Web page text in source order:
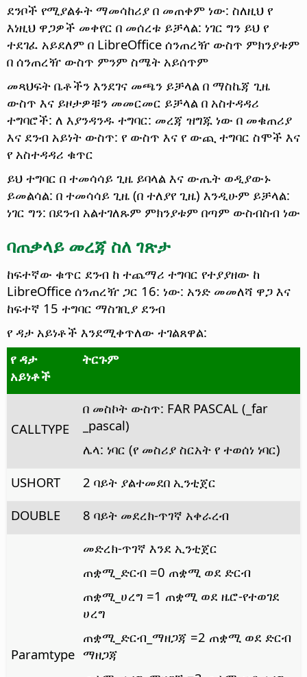
ደንቦች የሚያልፉት ማመሳከሪያ በ መጠቀም ነው: ስለዚህ የ
እነዚህ ዋጋዎች መቀየር በ መሰረቱ ይቻላል: ነገር ግን ይህ የ
ተደገፈ አይደለም በ LibreOffice ሰንጠረዥ ውስጥ ምክንያቱም
በ ሰንጠረዥ ውስጥ ምንም ስሜት አይሰጥም
መጻህፍት ቤቶችን እንደገና መጫን ይቻላል በ ማስኬጃ ጊዜ
ውስጥ እና ይዞታዎቹን መመርመር ይቻላል በ አስተዳዳሪ
ተግባሮች: ለ እያንዳንዱ ተግባር: መረጃ ዝግጁ ነው በ መቁጠሪያ
እና ደንብ አይነት ውስጥ: የ ውስጥ እና የ ውጪ ተግባር ስሞች እና
የ አስተዳዳሪ ቁጥር
ይህ ተግባር በ ተመሳሳይ ጊዜ ይባላል እና ውጤት ወዲያውኑ
ይመልሳል: በ ተመሳሳይ ጊዜ (በ ተለያየ ጊዜ) እንዲሁም ይቻላል:
ነገር ግን: በደንብ አልተገለጹም ምክንያቱም በጣም ውስብስብ ነው
ባጠቃላይ መረጃ ስለ ገጽታ
ከፍተኛው ቁጥር ደንብ ከ ተጨማሪ ተግባር የተያያዘው ከ
LibreOffice ሰንጠረዥ ጋር 16: ነው: አንድ መመለሻ ዋጋ እና
ከፍተኛ 15 ተግባር ማስገቢያ ደንብ
የ ዳታ አይነቶች እንደሚቀጥለው ተገልጸዋል:
የ ዳታ
አይነቶች
ትርጉም
CALLTYPE
በ መስኮት ውስጥ: FAR PASCAL (_far
_pascal)
ሌላ: ነባር (የ መስሪያ ስርአት የ ተወሰነ ነባር)
USHORT
2 ባይት ያልተመደበ ኢንቲጀር
DOUBLE
8 ባይት መደረክ-ጥገኛ አቀራረብ
Paramtype
መድረክ-ጥገኛ እንደ ኢንቲጀር
ጠቋሚ_ድርብ =0 ጠቋሚ ወደ ድርብ
ጠቋሚ_ሀረግ =1 ጠቋሚ ወደ ዜሮ-የተወገደ
ሀረግ
ጠቋሚ_ድርብ_ማዘጋጃ =2 ጠቋሚ ወደ ድርብ
ማዘጋጃ